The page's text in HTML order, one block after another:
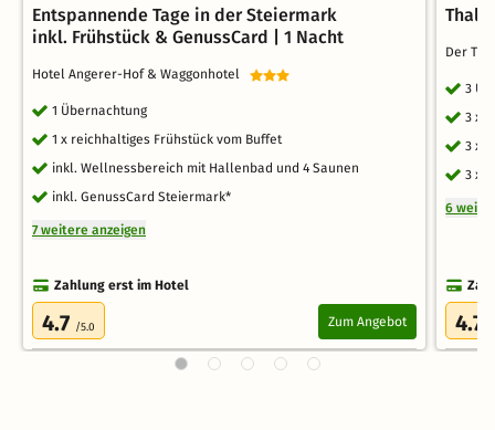
Entspannende Tage in der Steiermark
inkl. Frühstück & GenussCard | 1 Nacht
Hotel Angerer-Hof & Waggonhotel
1 Übernachtung
1 x reichhaltiges Frühstück vom Buffet
inkl. Wellnessbereich mit Hallenbad und 4 Saunen
inkl. GenussCard Steiermark*
7 weitere anzeigen
Zahlung erst im Hotel
4.7 /5.0 Zum Angebot
Der
3
3 x
3 x
3 x
6
4.7